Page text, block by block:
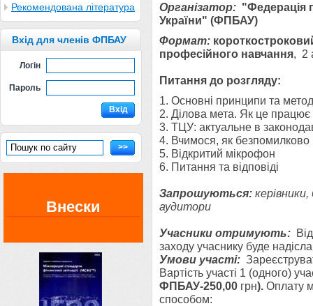
Рекомендована література
Вхід для членів ФПБАУ
Логін
Пароль
Вхід
>>
Внески
Організатор: "Федерація
України" (ФПБАУ)
Формат:
професійного навчання, 2
Питання до розгляду:
1. Основні принципи та
2. Ділова мета. Як це працює
3. ТЦУ: актуальне в
4. Вчимося, як безпомилково
5. Відкритий мікрофон
6. Питання та відповіді
Запрошуються:
аудитори
Учасники отримують:
заходу учаснику буде
Умови участі:
Вартість участі 1 (одного)
ФПБАУ-250,00 грн). Оплату
способом: